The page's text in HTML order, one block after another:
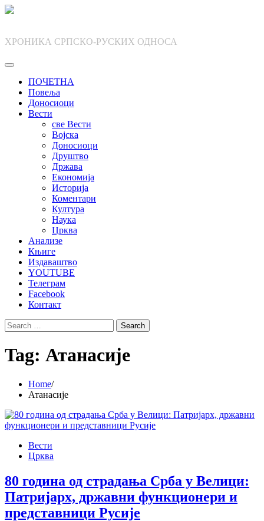
Skip
ХРОНИКА СРПСКО-РУСКИХ ОДНОСА
ПОЧЕТНА
Повеља
Доносиоци
Вести
све Вести
Војска
Доносиоци
Друштво
Држава
Економија
Историја
Коментари
Култура
Наука
Црква
Анализе
Књиге
Издаваштво
YOUTUBE
Телеграм
Facebook
Контакт
Search
for:
Tag: Атанасије
Home
Атанасије
Вести
Црква
80 година од страдања Срба у Велици:
Патријарх, државни функционери и
представници Русије